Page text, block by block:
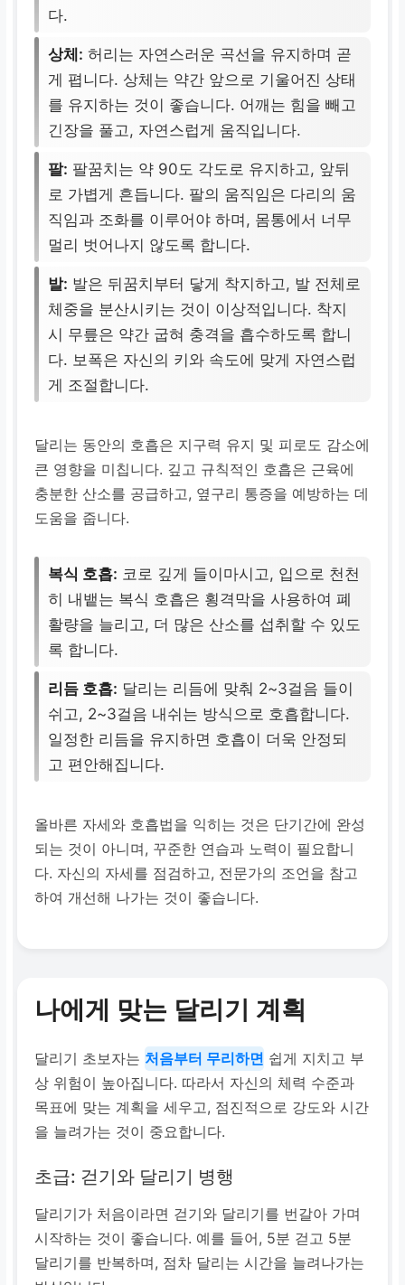
다.
상체: 허리는 자연스러운 곡선을 유지하며 곧
게 폅니다. 상체는 약간 앞으로 기울어진 상태
를 유지하는 것이 좋습니다. 어깨는 힘을 빼고
긴장을 풀고, 자연스럽게 움직입니다.
팔: 팔꿈치는 약 90도 각도로 유지하고, 앞뒤
로 가볍게 흔듭니다. 팔의 움직임은 다리의 움
직임과 조화를 이루어야 하며, 몸통에서 너무
멀리 벗어나지 않도록 합니다.
발: 발은 뒤꿈치부터 닿게 착지하고, 발 전체로
체중을 분산시키는 것이 이상적입니다. 착지
시 무릎은 약간 굽혀 충격을 흡수하도록 합니
다. 보폭은 자신의 키와 속도에 맞게 자연스럽
게 조절합니다.
달리는 동안의 호흡은 지구력 유지 및 피로도 감소에
큰 영향을 미칩니다. 깊고 규칙적인 호흡은 근육에
충분한 산소를 공급하고, 옆구리 통증을 예방하는 데
도움을 줍니다.
복식 호흡: 코로 깊게 들이마시고, 입으로 천천
히 내뱉는 복식 호흡은 횡격막을 사용하여 폐
활량을 늘리고, 더 많은 산소를 섭취할 수 있도
록 합니다.
리듬 호흡: 달리는 리듬에 맞춰 2~3걸음 들이
쉬고, 2~3걸음 내쉬는 방식으로 호흡합니다.
일정한 리듬을 유지하면 호흡이 더욱 안정되
고 편안해집니다.
올바른 자세와 호흡법을 익히는 것은 단기간에 완성
되는 것이 아니며, 꾸준한 연습과 노력이 필요합니
다. 자신의 자세를 점검하고, 전문가의 조언을 참고
하여 개선해 나가는 것이 좋습니다.
나에게 맞는 달리기 계획
달리기 초보자는 처음부터 무리하면 쉽게 지치고 부
상 위험이 높아집니다. 따라서 자신의 체력 수준과
목표에 맞는 계획을 세우고, 점진적으로 강도와 시간
을 늘려가는 것이 중요합니다.
초급: 걷기와 달리기 병행
달리기가 처음이라면 걷기와 달리기를 번갈아 가며
시작하는 것이 좋습니다. 예를 들어, 5분 걷고 5분
달리기를 반복하며, 점차 달리는 시간을 늘려나가는